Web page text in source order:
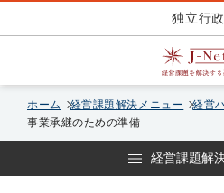
独立行
ホーム 経営課題解決メニュー
経営
事業承継のための準備
経営課題解